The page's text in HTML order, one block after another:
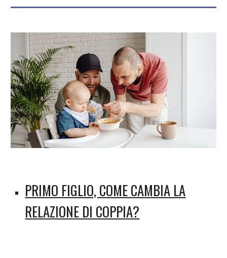
PRIMO FIGLIO, COME CAMBIA LA
RELAZIONE DI COPPIA?